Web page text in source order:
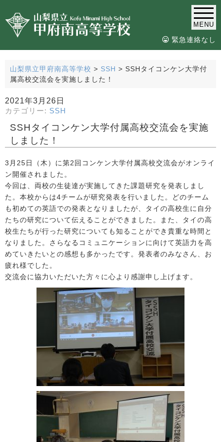
MENU
緊急連絡なし
山梨県立甲府南高等学校 > SSH > SSHタイコンケン大学付
属高校交流会を実施しました！
2021年3月26日
カテゴリー: SSH
SSHタイコンケン大学付属高校交流会を実施
しました！
3月25日（木）に第2回コンケン大学付属高校交流会がオンライ
ン開催されました。
今回は、両校の生徒達が実施してきた課題研究を発表しまし
た。本校からは4チームが研究発表を行いました。どのチーム
も初めての英語での発表となりましたが、タイの高校生に自分
たちの研究について伝えることができました。また、タイの高
校生たちが行った研究についても知ることができ貴重な時間と
なりました。さらなるコミュニケーションに向けて英語力を高
めていきたいとの感想も多かったです。発表者のみなさん、お
疲れ様でした。
交流会に協力いただいた方々に心より感謝申し上げます。